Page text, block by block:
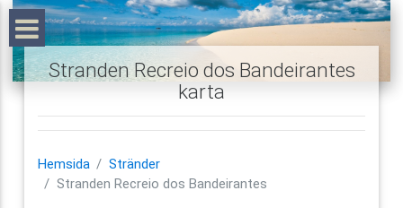
Stranden Recreio dos Bandeirantes
karta
Hemsida
Stränder
Stranden Recreio dos Bandeirantes